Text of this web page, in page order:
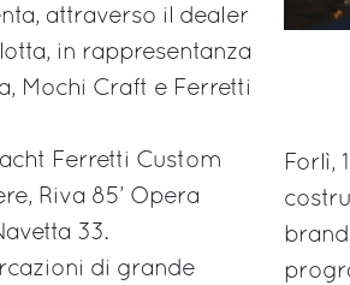
attraverso il dealer
in rappresentanza
Mochi Craft e Ferretti
Ferretti Custom
Riva 85’ Opera
33.
di grande
Forlì,